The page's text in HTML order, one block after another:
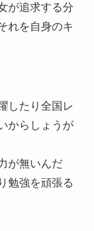
が追求する分
れを自身のキ
したり全国レ
からしょうが
が無いんだ
勉強を頑張る